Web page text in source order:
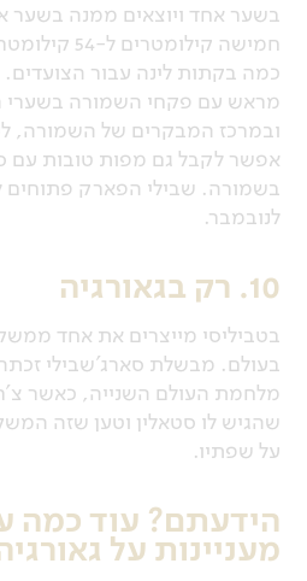
בשער אחד ויוצאים ממנה בשער
חמישה
כמה בקתות לינה עבור
מראש עם פקחי השמורה בשערי
ובמרכז המבקרים של השמורה,
אפשר לקבל גם מפות טובות עם
בשמורה. שבילי הפארק פתוחים
לנובמבר.
10. רק בגאורגיה
בטביליסי מייצרים את אחד
בעולם. מבשלת סארג'שבילי
מלחמת העולם השנייה, כאשר
שהגיש לו סטאלין וטען שזה
על שפתיו.
הידעתם? עוד כמה
מעניינות על